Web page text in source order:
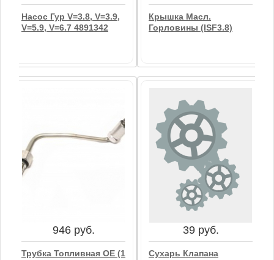
Насос Гур V=3.8, V=3.9,
V=5.9, V=6.7 4891342
В корзину
Крышка Масл.
Горловины (ISF3.8)
296 руб.
Крышка Масл.
Горловины (ISF3.8)
В корзину
946 руб.
Трубка Топливная OE (1
39 руб.
Сухарь Клапана